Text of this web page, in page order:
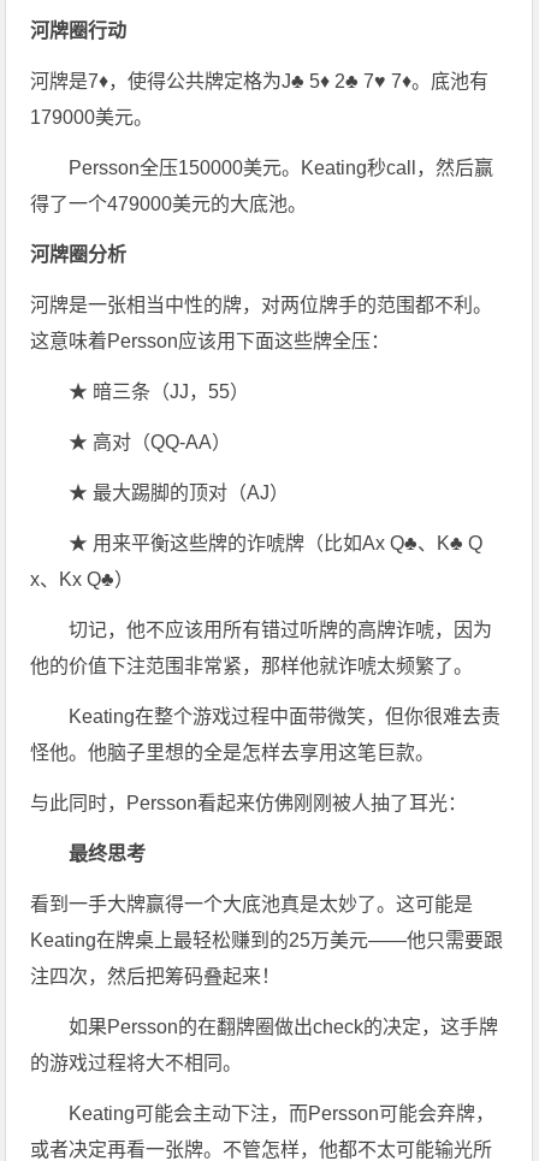
河牌圈行动
河牌是7♦，使得公共牌定格为J♣ 5♦ 2♣ 7♥ 7♦。底池有
179000美元。
Persson全压150000美元。Keating秒call，然后赢
得了一个479000美元的大底池。
河牌圈分析
河牌是一张相当中性的牌，对两位牌手的范围都不利。
这意味着Persson应该用下面这些牌全压：
★ 暗三条（JJ，55）
★ 高对（QQ-AA）
★ 最大踢脚的顶对（AJ）
★ 用来平衡这些牌的诈唬牌（比如Ax Q♣、K♣ Q
x、Kx Q♣）
切记，他不应该用所有错过听牌的高牌诈唬，因为
他的价值下注范围非常紧，那样他就诈唬太频繁了。
Keating在整个游戏过程中面带微笑，但你很难去责
怪他。他脑子里想的全是怎样去享用这笔巨款。
与此同时，Persson看起来仿佛刚刚被人抽了耳光：
最终思考
看到一手大牌赢得一个大底池真是太妙了。这可能是
Keating在牌桌上最轻松赚到的25万美元——他只需要跟
注四次，然后把筹码叠起来！
如果Persson的在翻牌圈做出check的决定，这手牌
的游戏过程将大不相同。
Keating可能会主动下注，而Persson可能会弃牌，
或者决定再看一张牌。不管怎样，他都不太可能输光所